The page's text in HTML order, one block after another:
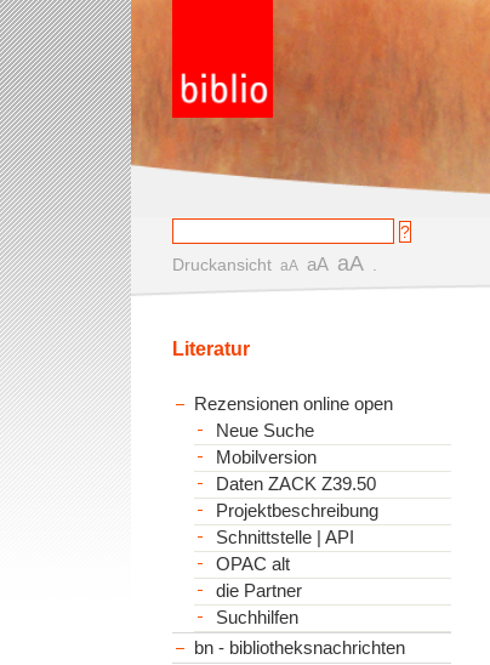
Druckansicht aA aA aA
Literatur
Rezensionen online open
Neue Suche
Mobilversion
Daten ZACK Z39.50
Projektbeschreibung
Schnittstelle | API
OPAC alt
die Partner
Suchhilfen
bn - bibliotheksnachrichten